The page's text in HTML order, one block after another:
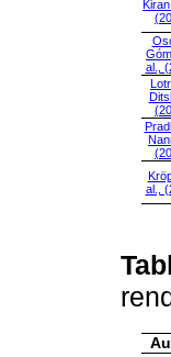
Kiran
al.,
al.,